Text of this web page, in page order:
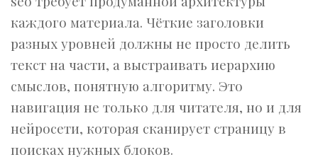
каждого материала. Чёткие заголовки
разных уровней должны не просто делить
текст на части, а выстраивать иерархию
смыслов, понятную алгоритму. Это
навигация не только для читателя, но и для
нейросети, которая сканирует страницу в
поисках нужных блоков.